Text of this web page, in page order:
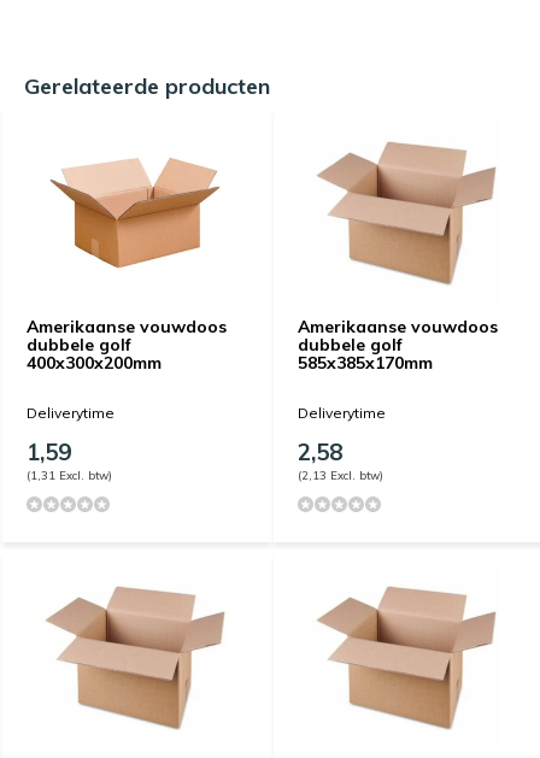
Gerelateerde producten
Amerikaanse vouwdoos
dubbele golf
400x300x200mm
Deliverytime
1,59
(1,31 Excl. btw)
Amerikaanse vouwdoos
dubbele golf
585x385x170mm
Deliverytime
2,58
(2,13 Excl. btw)